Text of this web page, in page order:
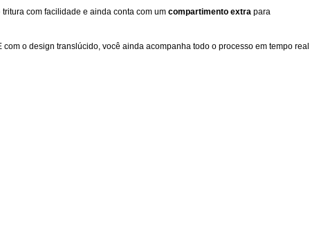
com facilidade e ainda conta com um compartimento extra para
o design translúcido, você ainda acompanha todo o processo em tempo real